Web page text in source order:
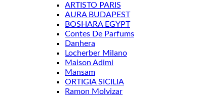
ARTISTO PARIS
AURA BUDAPEST
BOSHARA EGYPT
Contes De Parfums
Danhera
Locherber Milano
Maison Adimi
Mansam
ORTIGIA SICILIA
Ramon Molvizar